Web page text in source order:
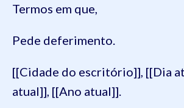
Termos em que,
Pede deferimento.
[[Cidade do escritório]], [[Dia
atual]], [[Ano atual]].